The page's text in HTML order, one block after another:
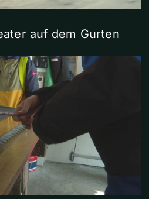
auf dem Gurten